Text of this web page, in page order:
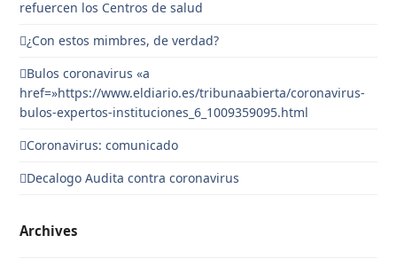
refuercen los Centros de salud
¿Con estos mimbres, de verdad?
Bulos coronavirus «a
href=»https://www.eldiario.es/tribunaabierta/coronavirus-
bulos-expertos-instituciones_6_1009359095.html
Coronavirus: comunicado
Decalogo Audita contra coronavirus
Archives